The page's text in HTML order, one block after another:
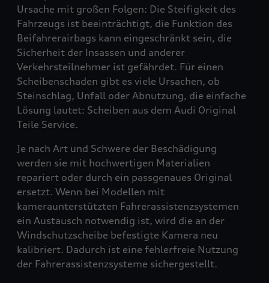
Ursache mit großen Folgen: Die Steifigkeit des
Fahrzeugs ist beeinträchtigt, die Funktion des
Beifahrerairbags kann eingeschränkt sein, die
Sicherheit der Insassen und anderer
Verkehrsteilnehmer ist gefährdet. Für einen
Scheibenschaden gibt es viele Ursachen, ob
Steinschlag, Unfall oder Abnutzung, die einfache
Lösung lautet: Scheiben aus dem Audi Original
Teile Service.
Je nach Art und Schwere der Beschädigung
werden sie mit hochwertigen Materialien
repariert oder durch ein passgenaues Original
ersetzt. Wenn bei Modellen mit
kameraunterstützten Fahrerassistenzsystemen
ein Austausch notwendig ist, wird die an der
Windschutzscheibe befestigte Kamera neu
kalibriert. Dadurch ist eine fehlerfreie Nutzung
der Fahrerassistenzsysteme sichergestellt.